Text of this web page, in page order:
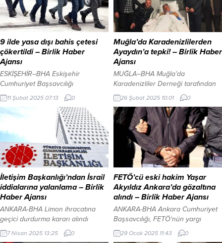
9 ilde yasa dışı bahis çetesi
çökertildi – Birlik Haber
Ajansı
ESKİŞEHİR–BHA Eskişehir
Cumhuriyet Başsavcılığı
koordinesinde, İl Emniyet
Müdürlüğü Siber Suçlarla
Mücadele Şube Müdürlüğü ekipleri
tarafından yürütülen yasa dışı
bahis operasyonunda, 9 ilde eş
zamanlı olarak 24 şüpheli
gözaltına alındı. Operasyon
kapsamında, internet üzerinden
bahis oynatarak örgütlü
dolandırıcılık yapan kişilere yönelik
olarak belirlenen adreslere baskın
düzenlendi. Aramalarda, çok
sayıda dijital materyal,...
11 Şubat 2025 07:13 0
Muğla’da Karadenizlilerden
Ayaydın’a tepki! – Birlik Haber
Ajansı
MUĞLA–BHA Muğla’da
Karadenizliler Derneği tarafından
gerçekleştirilen 7. Hamsi
Festivali’ne protokol krizi damga
vurdu. Festivalde AK Parti’yi Muğla
İl Başkanı Haluk Laçin adına siyasi
ve hukuk işleri başkanı Ayşegül
Mungan temsil etti. MHP’yi ise
Muğla İl Başkanı Burak Demirel
temsil etti. 31 Mart Mahalli İdareler
Genel Seçimleri’nde AK Parti’den
Muğla Büyükşehir...
26 Şubat 2025 10:01 0
İletişim Başkanlığı’ndan İsrail
iddialarına yalanlama – Birlik
Haber Ajansı
ANKARA-BHA Limon ihracatına
geçici durdurma kararı alındı
İletişim Başkanlığı
Dezenformasyonla Mücadele
7 Nisan 2025 13:25 0
FETÖ’cü eski hakim Yaşar
Akyıldız Ankara’da gözaltına
alındı – Birlik Haber Ajansı
ANKARA-BHA Ankara Cumhuriyet
Başsavcılığı, FETÖ‘nün yargı
yapılanmasına dair yürütülen
soruşturma çerçevesinde, “silahlı
29 Ocak 2025 11:43 0